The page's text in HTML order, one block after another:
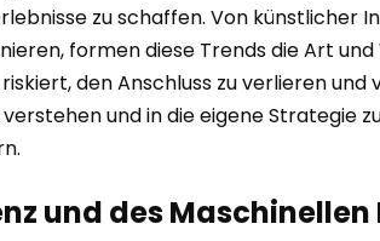
zu schaffen. Von künstlicher
formen diese Trends die Art
den Anschluss zu verlieren
und in die eigene
und des Maschinellen